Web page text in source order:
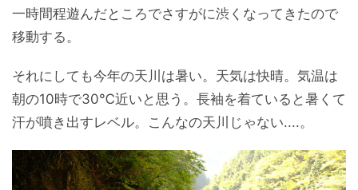
一時間程遊んだところでさすがに渋くなってきたので
移動する。
それにしても今年の天川は暑い。天気は快晴。気温は
朝の10時で30℃近いと思う。長袖を着ていると暑くて
汗が噴き出すレベル。こんなの天川じゃない....。